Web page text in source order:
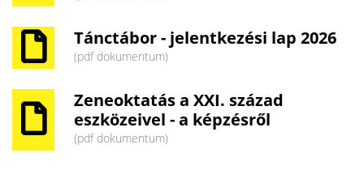
Tánctábor - jelentkezési lap 2026
(pdf dokumentum)
Zeneoktatás a XXI. század
eszközeivel - a képzésről
(pdf dokumentum)